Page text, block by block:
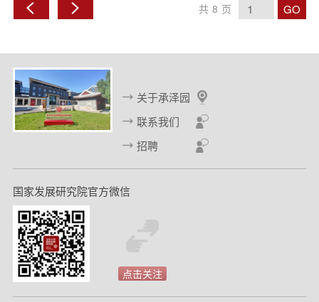
上
页
下
页
共 8 页 GO
关于承泽园
联系我们
招聘
国家发展研究院官方微信
点击关注